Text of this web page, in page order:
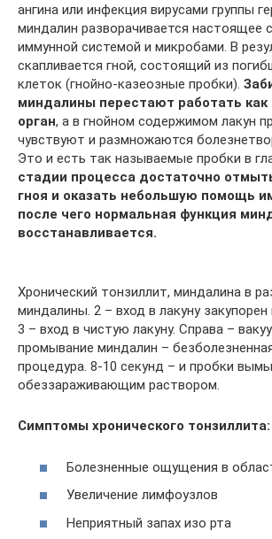
ангина или инфекция вирусами группы
миндалин разворачивается настоящее
иммунной системой и микробами. В
скапливается гной, состоящий из
клеток (гнойно-казеозные пробки).
миндалины перестают работать
орган, а в гнойном содержимом лакун
чувствуют и размножаются
Это и есть так называемые пробки в
стадии процесса достаточно
гноя и оказать небольшую помощь
после чего нормальная функция
восстанавливается.
Хронический тонзиллит, миндалина в
миндалины. 2 – вход в лакуну закупорен
3 – вход в чистую лакуну. Справа –
промывание миндалин –
процедура. 8-10 секунд – и пробки
обеззараживающим раствором.
Симптомы хронического тонзиллита:
Болезненные ощущения в
Увеличение лимфоузлов
Неприятный запах изо рта